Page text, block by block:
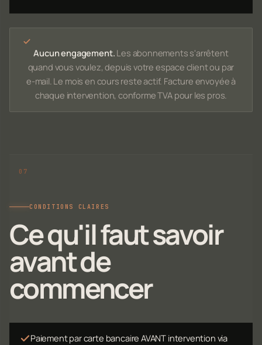
Aucun engagement. Les abonnements s'arrêtent
quand vous voulez, depuis votre espace client ou par
e-mail. Le mois en cours reste actif. Facture envoyée à
chaque intervention, conforme TVA pour les pros.
CONDITIONS CLAIRES
Ce qu'il faut savoir
avant de
commencer
Paiement par carte bancaire AVANT intervention via